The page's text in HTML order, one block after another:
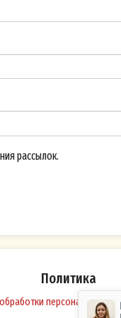
рассылок.
Политика
обработки персональных